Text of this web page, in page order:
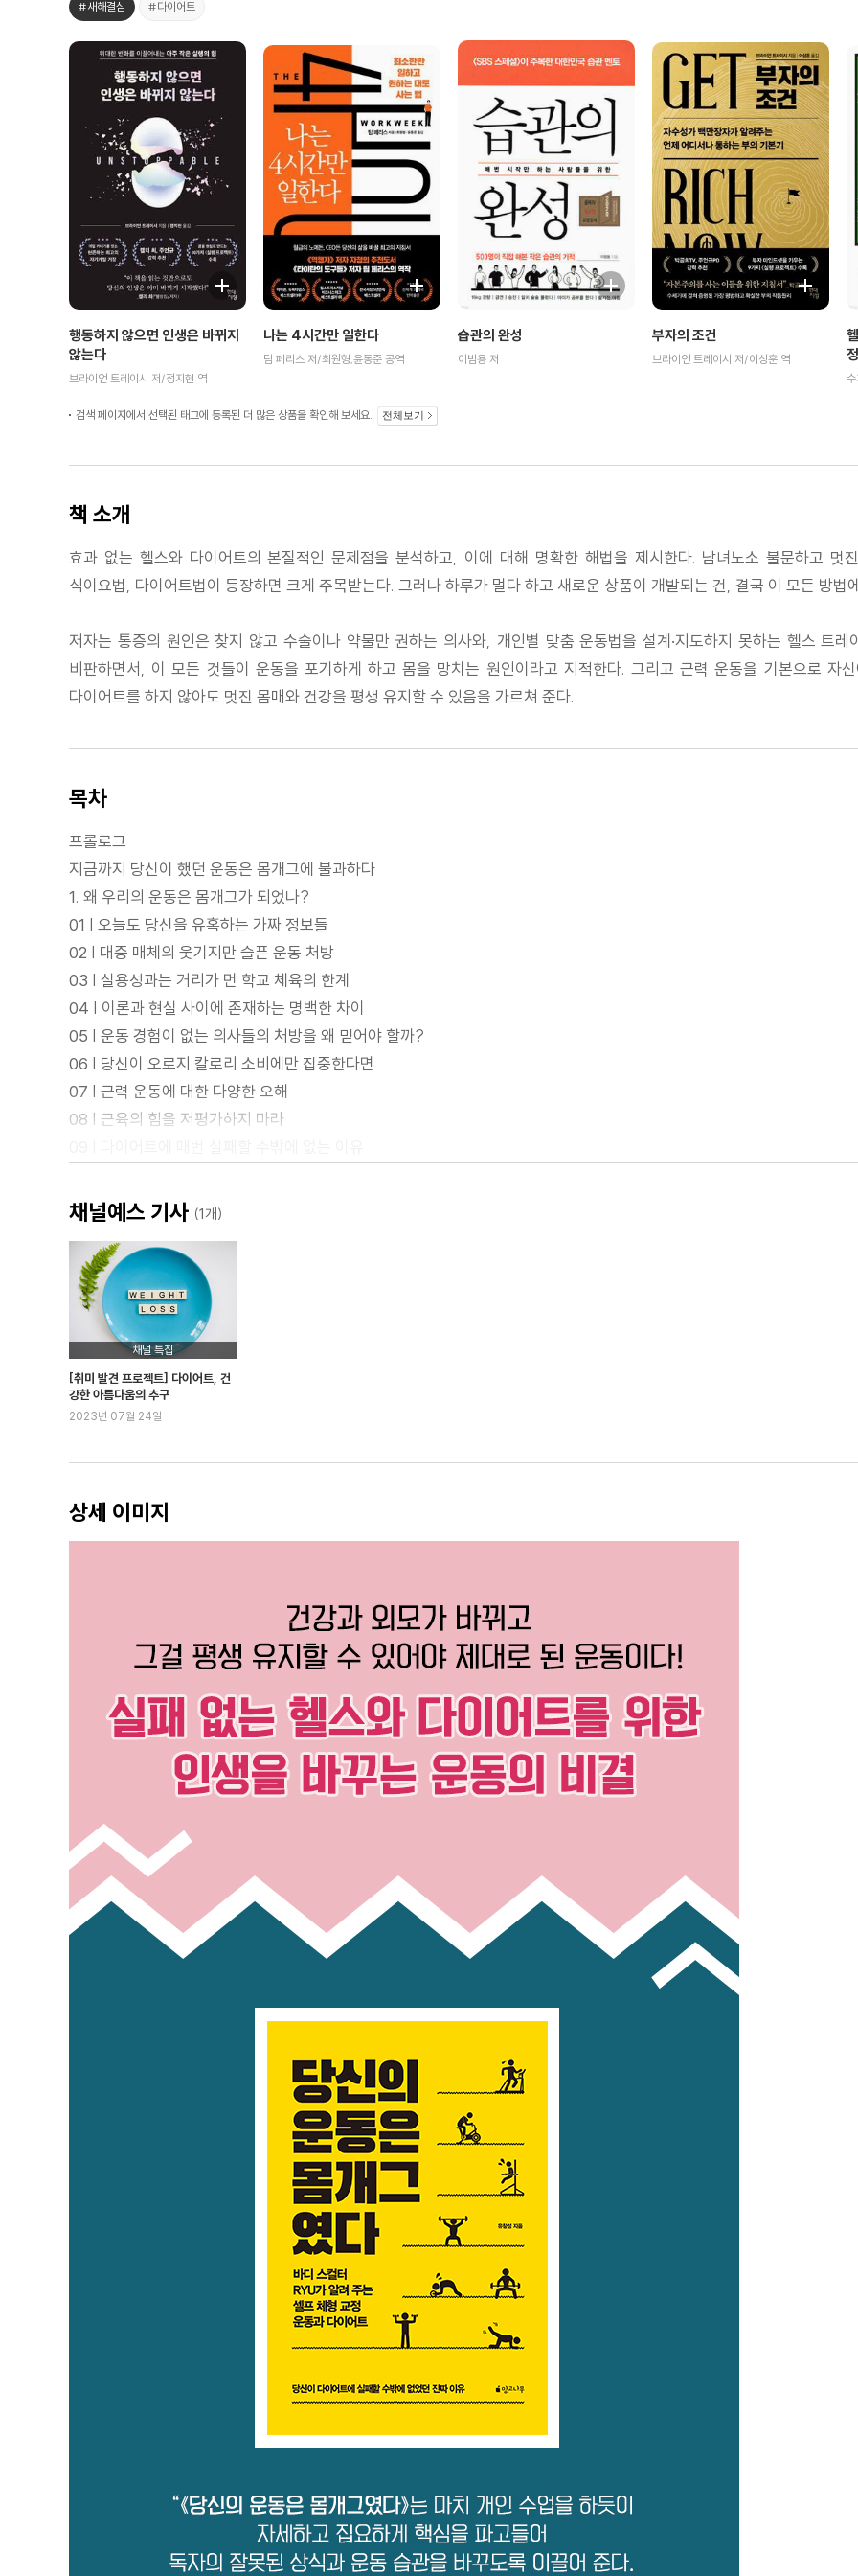
#새해결심 #다이어트
행동하지 않으면 인생은 바뀌지
않는다
브라이언 트레이시 저/정지현 역
나는 4시간만 일한다
팀 페리스 저/최원형,윤동준 공역
습관의 완성
이범용 저
부자의 조건
브라이언 트레이시 저/이상훈 역
검색 페이지에서 선택된 태그에 등록된 더 많은 상품을 확인해 보세요. 전체보기
책 소개
효과 없는 헬스와 다이어트의 본질적인 문제점을 분석하고, 이에 대해 명확한 해법을 제시한다. 남녀노소 불문하고
식이요법, 다이어트법이 등장하면 크게 주목받는다. 그러나 하루가 멀다 하고 새로운 상품이 개발되는 건, 결국 이 모든 방법
저자는 통증의 원인은 찾지 않고 수술이나 약물만 권하는 의사와, 개인별 맞춤 운동법을 설계·지도하지 못하는 헬스 트
비판하면서, 이 모든 것들이 운동을 포기하게 하고 몸을 망치는 원인이라고 지적한다. 그리고 근력 운동을 기본으로 자
다이어트를 하지 않아도 멋진 몸매와 건강을 평생 유지할 수 있음을 가르쳐 준다.
목차
프롤로그
지금까지 당신이 했던 운동은 몸개그에 불과하다
1. 왜 우리의 운동은 몸개그가 되었나?
01 | 오늘도 당신을 유혹하는 가짜 정보들
02 | 대중 매체의 웃기지만 슬픈 운동 처방
03 | 실용성과는 거리가 먼 학교 체육의 한계
04 | 이론과 현실 사이에 존재하는 명백한 차이
05 | 운동 경험이 없는 의사들의 처방을 왜 믿어야 할까?
06 | 당신이 오로지 칼로리 소비에만 집중한다면
07 | 근력 운동에 대한 다양한 오해
08 | 근육의 힘을 저평가하지 마라
11 | 관성 체중에 속지 마라
01 | 몸의 연비를 낮춰라
02 | 불필요한 짐, 체지방부터 내려놓자
03 | 체지방, 너 정체가 뭐니?
04 | 근육은 내 몸의 지지자다
05 | 당신은 어떤 근육을 만들고 싶은가?
06 | 근육이 만들어지는 과정에 대하여
07 | 근육의 질은 삶의 질과 비례한다
10 | 운동과 병행하는 다이어트만이 성공할 수 있다
14 | 수분 섭취만 잘해도 몸이 달라진다
15 | 근력 운동과 3대 영양소의 상관관계
16 | 인슐린에게 월차를 주자
17 | 탄수화물 섭취와 절식을 효과적으로 조절하자
18 | 운동을 시작하면 술을 끊어야 할까?
19 | 엉뽕 대신 힙업을 하자
3. 당신이 운동을 해야 하는 이유는 반드시 있다
02 | 운동도 할 수 있을 때 시작해야 한다
03 | 운동을 습관처럼 하려면
04 | 근력운동의 어두운 그림자, 보디빌딩과 스테로이드
05 | 최소한 먹은 만큼이라도 운동해야 한다
06 | 아픈 만큼 성장하는 운동의 절대 법칙
08 | 마른 사람을 위한 운동법
11 | 운동에 투자하는 게 진짜 재테크다
13 | 유한한 인생, 건강은 최고의 자산
14 | 외모지상주의 속 건강한 전신 성형
15 | 아름다운 몸은 새로운 기회를 만든다
01 | 운동에서 의외로 중요한 요소인 유연성
바디 스컬팅의 효과 1. 노화를 빠르게 진행하는 수술을 피할 수 있다
01 | 수술과 시술이 무조건 정답은 아니다
03 | 병원에서 모르는 통증의 원인은 운동 부족에서 비롯된다
바디 스컬팅의 효과 2. 내가 움직이고 싶은 대로 움직일 수 있다
02 | 내 몸의 문제를 파악한 후 체형 교정부터 시작하자
03 | 유연성을 기르면 질 좋고 강한 근력을 만들 수 있다
04 | 원하는 부위에 힘을 주려면 근육베이스를 만들어라
채널예스 기사 (1개)
채널 특집
[취미 발견 프로젝트] 다이어트, 건
강한 아름다움의 추구
2023년 07월 24일
상세 이미지